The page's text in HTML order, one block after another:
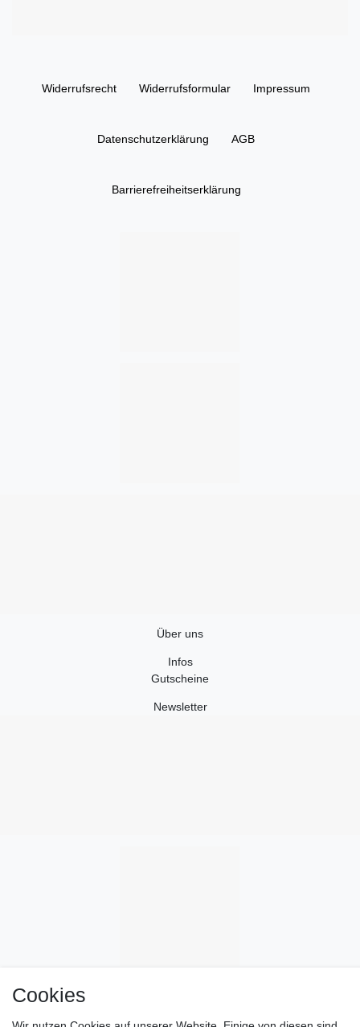
Widerrufs­recht Widerrufs­formular Impressum
Daten­schutz­erklärung AGB
Barrierefreiheitserklärung
Über uns
Infos
Gutscheine
Newsletter
Cookies